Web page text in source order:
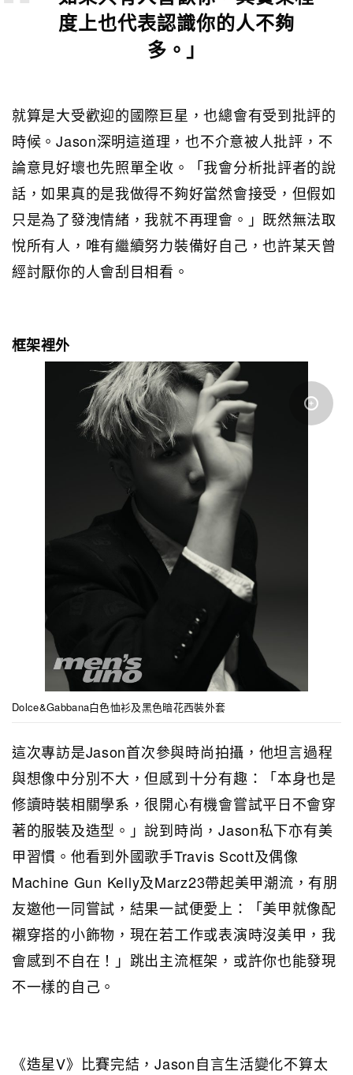
度上也代表認識你的人不夠
多。」
就算是大受歡迎的國際巨星，也總會有受到批評的
時候。Jason深明這道理，也不介意被人批評，不
論意見好壞也先照單全收。「我會分析批評者的說
話，如果真的是我做得不夠好當然會接受，但假如
只是為了發洩情緒，我就不再理會。」既然無法取
悅所有人，唯有繼續努力裝備好自己，也許某天曾
經討厭你的人會刮目相看。
框架裡外
Dolce&Gabbana白色恤衫及黑色暗花西裝外套
這次專訪是Jason首次參與時尚拍攝，他坦言過程
與想像中分別不大，但感到十分有趣：「本身也是
修讀時裝相關學系，很開心有機會嘗試平日不會穿
著的服裝及造型。」說到時尚，Jason私下亦有美
甲習慣。他看到外國歌手Travis Scott及偶像
Machine Gun Kelly及Marz23帶起美甲潮流，有朋
友邀他一同嘗試，結果一試便愛上：「美甲就像配
襯穿搭的小飾物，現在若工作或表演時沒美甲，我
會感到不自在！」跳出主流框架，或許你也能發現
不一樣的自己。
《造星V》比賽完結，Jason自言生活變化不算太